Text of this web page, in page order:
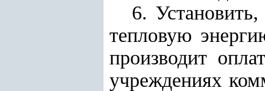
6.
тепловую
производит
учреждениях